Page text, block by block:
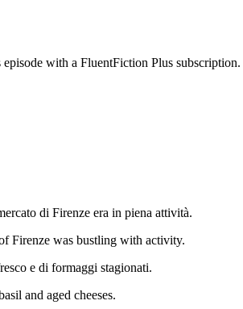
with a FluentFiction Plus subscription.
di Firenze era in piena attività.
Firenze was bustling with activity.
e di formaggi stagionati.
and aged cheeses.